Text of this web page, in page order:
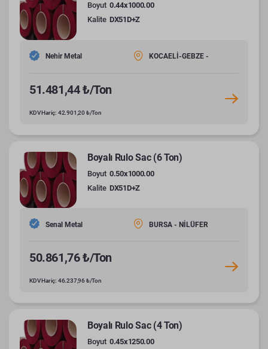
Boyut 0.44x1000.00
Kalite DX51D+Z
Nehir Metal KOCAELİ-GEBZE -
51.481,44 ₺/Ton
KDV Hariç: 42.901,20 ₺/Ton
Boyalı Rulo Sac (6 Ton)
Boyut 0.50x1000.00
Kalite DX51D+Z
Senal Metal BURSA - NİLÜFER
50.861,76 ₺/Ton
KDV Hariç: 46.237,96 ₺/Ton
Boyalı Rulo Sac (4 Ton)
Boyut 0.45x1250.00